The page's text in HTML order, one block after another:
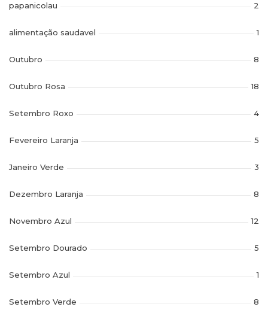
papanicolau 2
alimentação saudavel 1
Outubro 8
Outubro Rosa 18
Setembro Roxo 4
Fevereiro Laranja 5
Janeiro Verde 3
Dezembro Laranja 8
Novembro Azul 12
Setembro Dourado 5
Setembro Azul 1
Setembro Verde 8